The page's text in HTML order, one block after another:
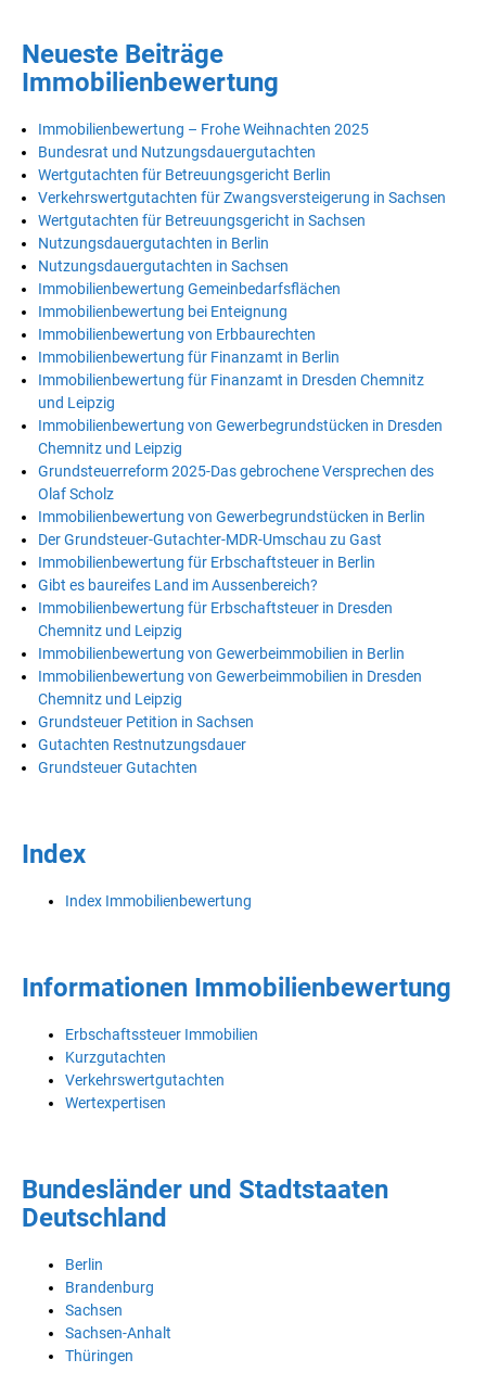
Neueste Beiträge
Immobilienbewertung
Immobilienbewertung – Frohe Weihnachten 2025
Bundesrat und Nutzungsdauergutachten
Wertgutachten für Betreuungsgericht Berlin
Verkehrswertgutachten für Zwangsversteigerung in Sachsen
Wertgutachten für Betreuungsgericht in Sachsen
Nutzungsdauergutachten in Berlin
Nutzungsdauergutachten in Sachsen
Immobilienbewertung Gemeinbedarfsflächen
Immobilienbewertung bei Enteignung
Immobilienbewertung von Erbbaurechten
Immobilienbewertung für Finanzamt in Berlin
Immobilienbewertung für Finanzamt in Dresden Chemnitz
und Leipzig
Immobilienbewertung von Gewerbegrundstücken in Dresden
Chemnitz und Leipzig
Grundsteuerreform 2025-Das gebrochene Versprechen des
Olaf Scholz
Immobilienbewertung von Gewerbegrundstücken in Berlin
Der Grundsteuer-Gutachter-MDR-Umschau zu Gast
Immobilienbewertung für Erbschaftsteuer in Berlin
Gibt es baureifes Land im Aussenbereich?
Immobilienbewertung für Erbschaftsteuer in Dresden
Chemnitz und Leipzig
Immobilienbewertung von Gewerbeimmobilien in Berlin
Immobilienbewertung von Gewerbeimmobilien in Dresden
Chemnitz und Leipzig
Grundsteuer Petition in Sachsen
Gutachten Restnutzungsdauer
Grundsteuer Gutachten
Index
Index Immobilienbewertung
Informationen Immobilienbewertung
Erbschaftssteuer Immobilien
Kurzgutachten
Verkehrswertgutachten
Wertexpertisen
Bundesländer und Stadtstaaten
Deutschland
Berlin
Brandenburg
Sachsen
Sachsen-Anhalt
Thüringen